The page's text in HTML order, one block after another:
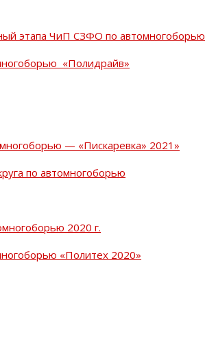
этапа ЧиП СЗФО по автомногоборью
«Полидрайв»
— «Пискаревка» 2021»
по автомногоборью
2020 г.
«Политех 2020»